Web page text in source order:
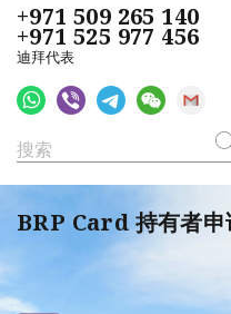
+971 509 265 140
+971 525 977 456
迪拜代表
BRP Card 持有者申